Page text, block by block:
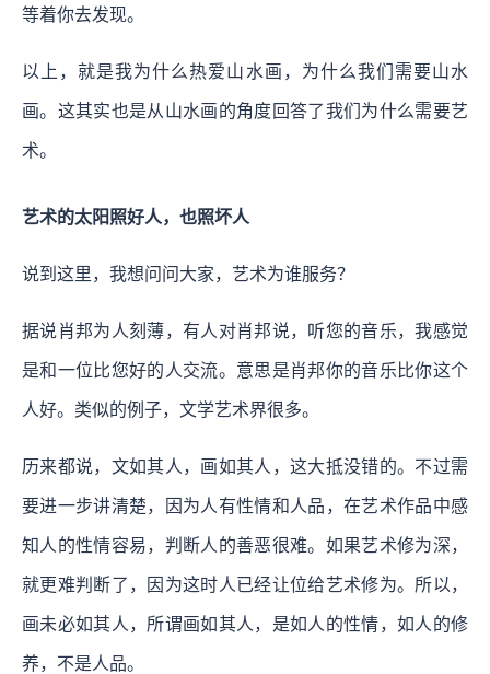
等着你去发现。
以上，就是我为什么热爱山水画，为什么我们需要山水
画。这其实也是从山水画的角度回答了我们为什么需要艺
术。
艺术的太阳照好人，也照坏人
说到这里，我想问问大家，艺术为谁服务？
据说肖邦为人刻薄，有人对肖邦说，听您的音乐，我感觉
是和一位比您好的人交流。意思是肖邦你的音乐比你这个
人好。类似的例子，文学艺术界很多。
历来都说，文如其人，画如其人，这大抵没错的。不过需
要进一步讲清楚，因为人有性情和人品，在艺术作品中感
知人的性情容易，判断人的善恶很难。如果艺术修为深，
就更难判断了，因为这时人已经让位给艺术修为。所以，
画未必如其人，所谓画如其人，是如人的性情，如人的修
养，不是人品。